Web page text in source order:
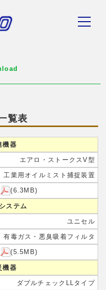
覧表
機器
エアロ・ストークスV型
工業用オイルミスト捕捉装置
(6.3MB)
ステム
ユニセル
有毒ガス・悪臭吸着フィルタ
(5.5MB)
機器
ダブルチェックLLタイプ